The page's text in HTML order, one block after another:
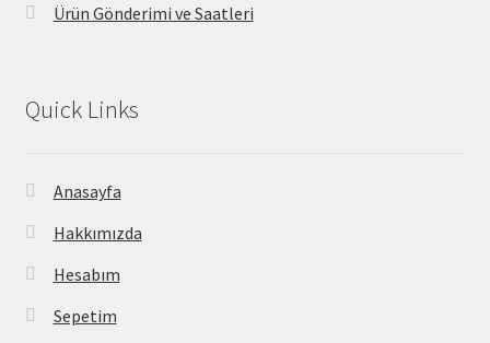
Ürün Gönderimi ve Saatleri
Quick Links
Anasayfa
Hakkımızda
Hesabım
Sepetim